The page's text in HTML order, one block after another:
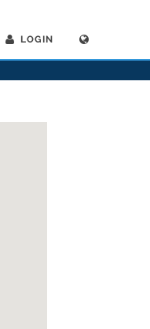
LOGIN
mit Dr. Malte Meyer-Holfelder